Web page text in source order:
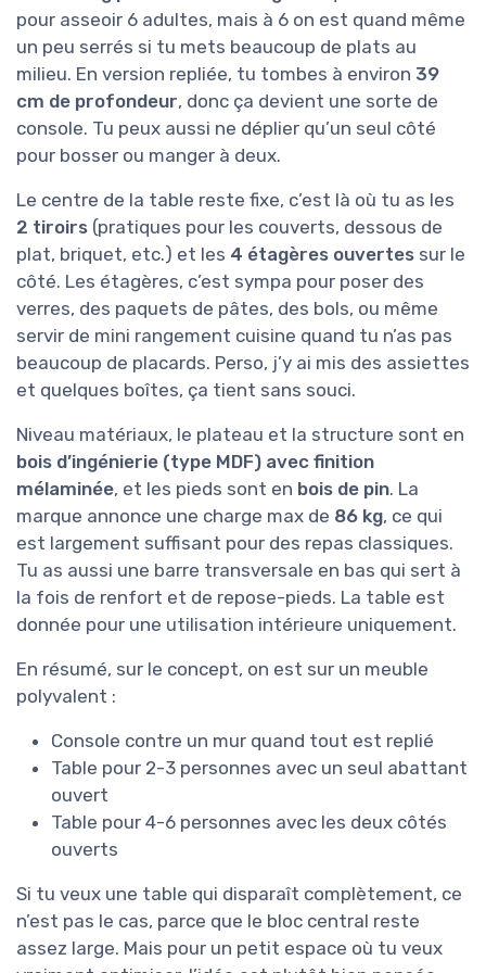
pour asseoir 6 adultes, mais à 6 on est quand même
un peu serrés si tu mets beaucoup de plats au
milieu. En version repliée, tu tombes à environ 39
cm de profondeur, donc ça devient une sorte de
console. Tu peux aussi ne déplier qu’un seul côté
pour bosser ou manger à deux.
Le centre de la table reste fixe, c’est là où tu as les
2 tiroirs (pratiques pour les couverts, dessous de
plat, briquet, etc.) et les 4 étagères ouvertes sur le
côté. Les étagères, c’est sympa pour poser des
verres, des paquets de pâtes, des bols, ou même
servir de mini rangement cuisine quand tu n’as pas
beaucoup de placards. Perso, j’y ai mis des assiettes
et quelques boîtes, ça tient sans souci.
Niveau matériaux, le plateau et la structure sont en
bois d’ingénierie (type MDF) avec finition
mélaminée, et les pieds sont en bois de pin. La
marque annonce une charge max de 86 kg, ce qui
est largement suffisant pour des repas classiques.
Tu as aussi une barre transversale en bas qui sert à
la fois de renfort et de repose-pieds. La table est
donnée pour une utilisation intérieure uniquement.
En résumé, sur le concept, on est sur un meuble
polyvalent :
Console contre un mur quand tout est replié
Table pour 2-3 personnes avec un seul abattant
ouvert
Table pour 4-6 personnes avec les deux côtés
ouverts
Si tu veux une table qui disparaît complètement, ce
n’est pas le cas, parce que le bloc central reste
assez large. Mais pour un petit espace où tu veux